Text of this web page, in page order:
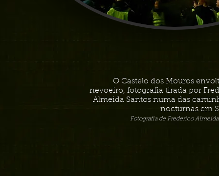
O Castelo dos Mouros
nevoeiro, fotografia tirada por
Almeida Santos numa das
nocturnas em
Fotografia de Frederico Almeida